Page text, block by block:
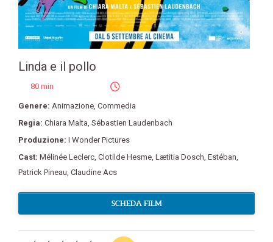
Linda e il pollo
80 min
Genere: Animazione, Commedia
Regia: Chiara Malta, Sébastien Laudenbach
Produzione: I Wonder Pictures
Cast: Mélinée Leclerc, Clotilde Hesme, Lætitia Dosch, Estéban,
Patrick Pineau, Claudine Acs
SCHEDA FILM